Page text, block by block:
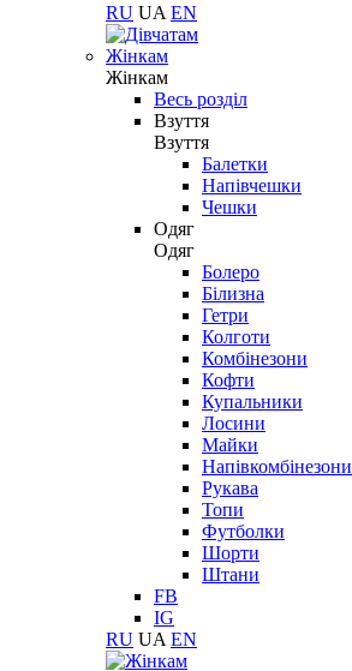
RU UA EN
Жінкам
Жінкам
Весь розділ
Взуття
Взуття
Балетки
Напівчешки
Чешки
Одяг
Одяг
Болеро
Білизна
Гетри
Колготи
Комбінезони
Кофти
Купальники
Лосини
Майки
Напівкомбінезони
Рукава
Топи
Футболки
Шорти
Штани
FB
IG
RU UA EN